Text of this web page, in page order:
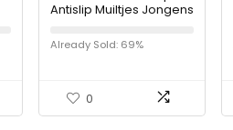
Antislip Muiltjes Jongens
Ademend Mesh
Slippers Strand
Already Sold: 69%
0